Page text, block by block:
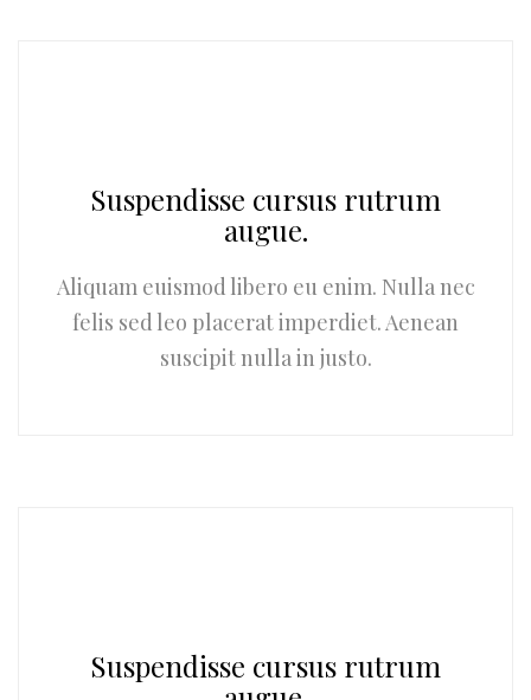
Suspendisse cursus rutrum
augue.
Aliquam euismod libero eu enim. Nulla nec
felis sed leo placerat imperdiet. Aenean
suscipit nulla in justo.
Suspendisse cursus rutrum